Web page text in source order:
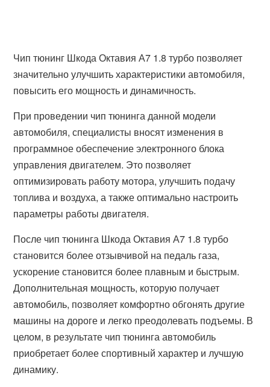
Чип тюнинг Шкода Октавия А7 1.8 турбо позволяет
значительно улучшить характеристики автомобиля,
повысить его мощность и динамичность.
При проведении чип тюнинга данной модели
автомобиля, специалисты вносят изменения в
программное обеспечение электронного блока
управления двигателем. Это позволяет
оптимизировать работу мотора, улучшить подачу
топлива и воздуха, а также оптимально настроить
параметры работы двигателя.
После чип тюнинга Шкода Октавия А7 1.8 турбо
становится более отзывчивой на педаль газа,
ускорение становится более плавным и быстрым.
Дополнительная мощность, которую получает
автомобиль, позволяет комфортно обгонять другие
машины на дороге и легко преодолевать подъемы. В
целом, в результате чип тюнинга автомобиль
приобретает более спортивный характер и лучшую
динамику.